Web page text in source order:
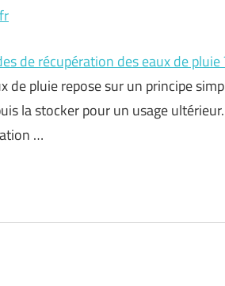
de récupération des eaux de pluie
de pluie repose sur un principe
la stocker pour un usage
…